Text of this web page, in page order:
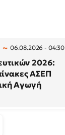
06.08.2026 - 04:30
2026:
ΑΣΕΠ
Αγωγή